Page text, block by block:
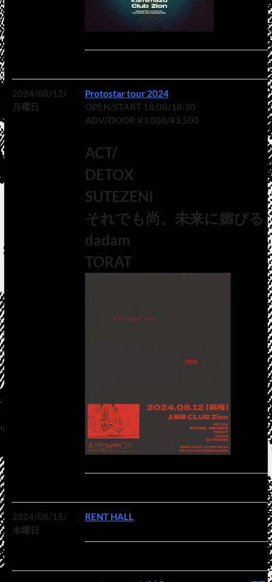
2024/08/12/
月曜日
Protostar tour 2024
OPEN/START 18:00/18:30
ADV/DOOR ¥3,000/¥3,500
ACT/
DETOX
SUTEZENI
それでも尚、未来に媚びる
dadam
TORAT
2024/08/15/
木曜日
RENT HALL